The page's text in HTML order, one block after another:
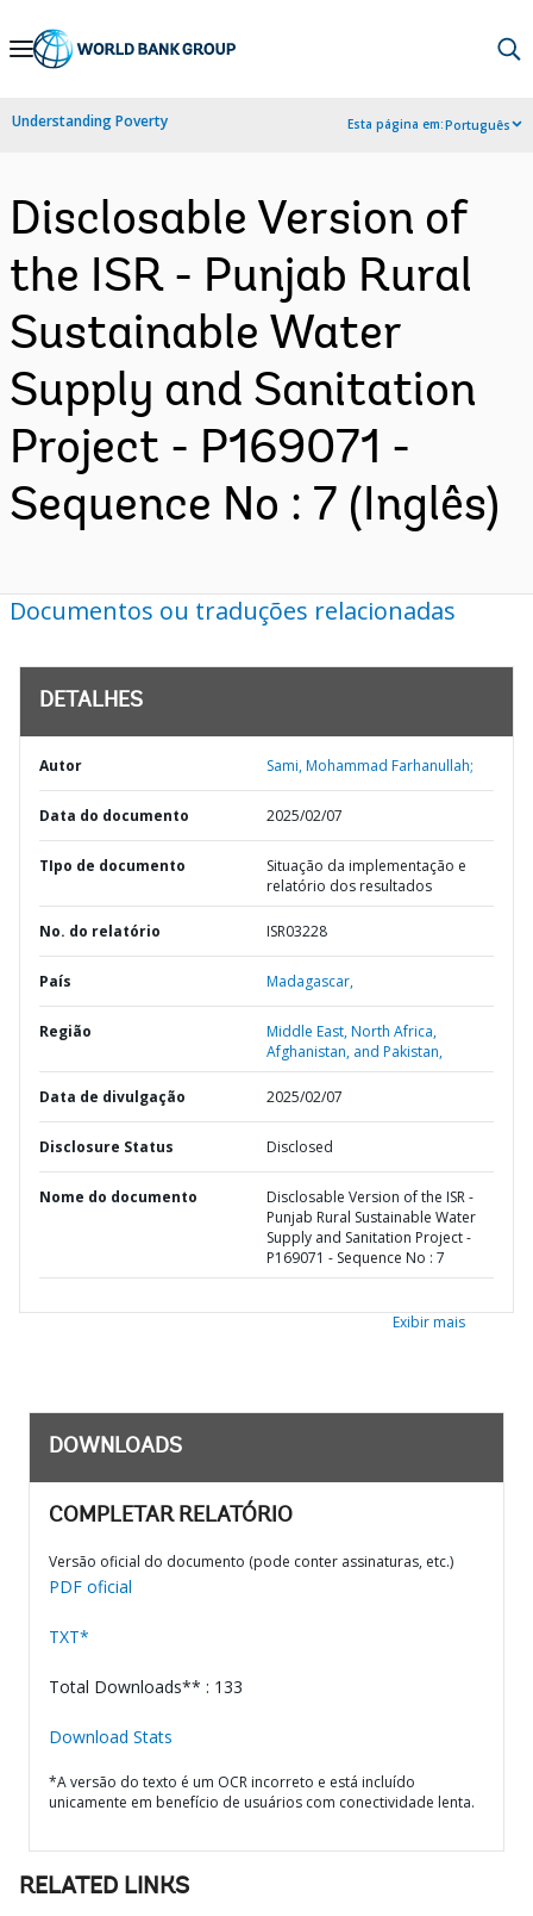
Skip
Navigation
Understanding Poverty Esta página em:Português
Disclosable Version of
the ISR - Punjab Rural
Sustainable Water
Supply and Sanitation
Project - P169071 -
Sequence No : 7 (Inglês)
Documentos ou traduções relacionadas
DETALHES
Autor Sami, Mohammad Farhanullah;
Data do documento 2025/02/07
TIpo de documento
Situação da implementação e
relatório dos resultados
No. do relatório ISR03228
País Madagascar,
Região
Middle East, North Africa,
Afghanistan, and Pakistan,
Data de divulgação 2025/02/07
Disclosure Status Disclosed
Nome do documento
Disclosable Version of the ISR -
Punjab Rural Sustainable Water
Supply and Sanitation Project -
P169071 - Sequence No : 7
Exibir mais
DOWNLOADS
COMPLETAR RELATÓRIO
Versão oficial do documento (pode conter assinaturas, etc.)
PDF oficial
TXT*
Total Downloads** : 133
Download Stats
*A versão do texto é um OCR incorreto e está incluído
unicamente em benefício de usuários com conectividade lenta.
RELATED LINKS